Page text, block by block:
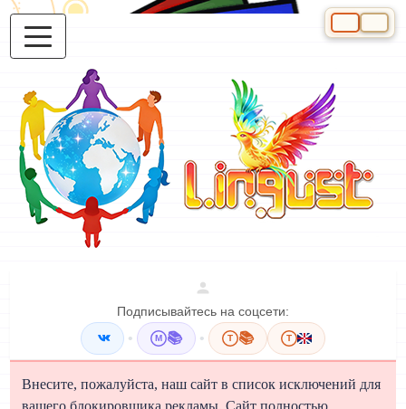
Подписывайтесь на соцсети:
• M 📚 • T 📚 T
Внесите, пожалуйста, наш сайт в список исключений для
вашего блокировщика рекламы. Сайт полностью